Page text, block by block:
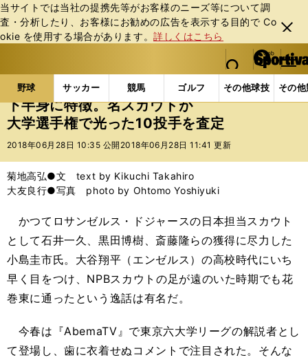
当サイトでは当社の提携先等がお客様のニーズ等について調
査・分析したり、お客様にお勧めの広告を表⽰する⽬的で Co
okie を使⽤する場合があります。詳しくはこちら
閉じ
る
web Sportiva (webスポルティーバ)
検索
マイペ
ー
ジ
メニュ
野球 サッカー 競馬 ゴルフ その他球技 その
b
ス
ポ
ル
バ
野球の記事一覧 高校野球他 下半身に特徴。名スカ
下半身に特徴。名スカウトが
大学選手権で光った10投手を査定
2018年06月28日 10:35 公開 2018年06月28日 11:41 更新
菊地高弘●文 text by Kikuchi Takahiro
大友良行●写真 photo by Ohtomo Yoshiyuki
かつてロサンゼルス・ドジャースの日本担当スカウト
として石井一久、黒田博樹、斎藤隆らの獲得に尽力した
小島圭市氏。大谷翔平（エンゼルス）の高校時代にいち
早く目をつけ、 NPBスカウトの足が遠のいた時期でも花
巻東に通ったという逸話は有名だ。
今春は『AbemaTV』で東京六大学リーグの解説者とし
て登場し、歯に衣着せぬコメントで注目された。そんな